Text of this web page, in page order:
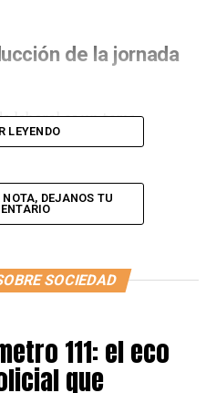
de la jornada
laboral es un tema
en Argentina. El
En este momento,
que proponen una
Fernandez, matrícula
el caso del subte van a
Colectivo de Trabajo de
difícil que esto suceda”.
sindicato sostiene la
LEYENDO
DEJANOS TU
SOCIEDAD
111: el eco
que